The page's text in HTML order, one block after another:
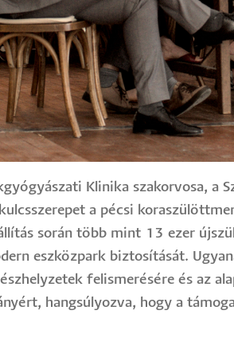
Klinika szakorvosa, a
a pécsi
során több mint 13 ezer
eszközpark biztosítását.
felismerésére és az
hangsúlyozva, hogy a